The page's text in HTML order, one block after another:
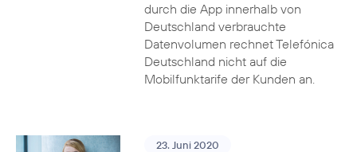
durch die App innerhalb von
Deutschland verbrauchte
Datenvolumen rechnet Telefónica
Deutschland nicht auf die
Mobilfunktarife der Kunden an.
23. Juni 2020